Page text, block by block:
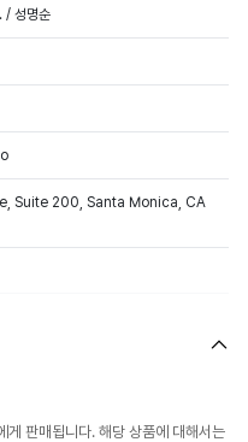
성명순
Suite 200, Santa Monica, CA
게 판매됩니다. 해당 상품에 대해서는